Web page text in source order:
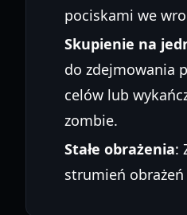
pociskami we
Skupienie na
do zdejmowania
celów lub
zombie.
Stałe obrażenia:
strumień